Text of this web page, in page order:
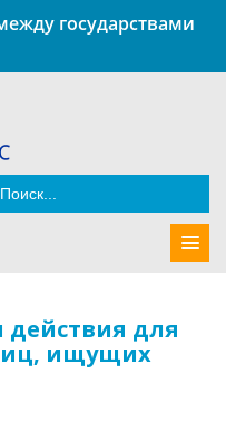
государствами
для
ищущих